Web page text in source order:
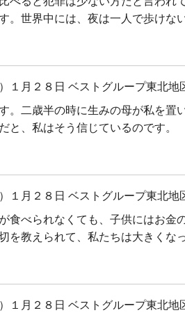
。世界中には、夜は一人で歩けな
１月２８日 ベストグループ東北
。二歳半の時に生みの母が私を置
と、私はそう信じているのです。
１月２８日 ベストグループ東北
食べられなくても、子供にはお金
を教えられて、私たちは大きくな
１月２８日 ベストグループ東北